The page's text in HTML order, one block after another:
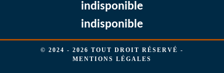
indisponible
indisponible
© 2024 - 2026 TOUT DROIT RÉSERVÉ -
MENTIONS LÉGALES